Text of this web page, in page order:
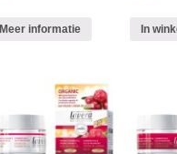
Meer informatie In